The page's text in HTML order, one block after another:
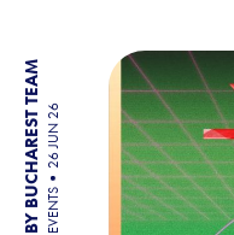
BY BUCHAREST TEAM EVENTS
26 JUN 26